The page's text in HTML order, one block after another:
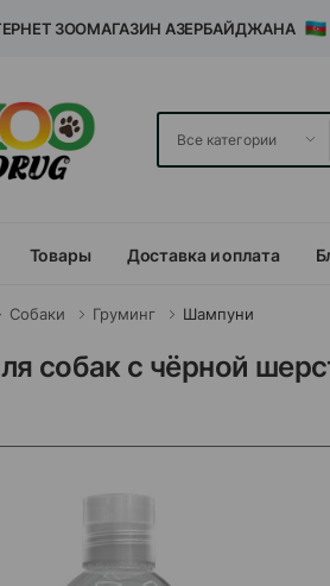
ЗООМАГАЗИН АЗЕРБАЙДЖАНА
Товары Доставка и оплата
Собаки Груминг Шампуни
собак с чёрной